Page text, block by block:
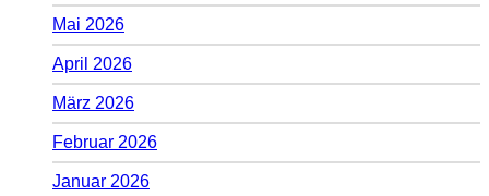
Mai 2026
April 2026
März 2026
Februar 2026
Januar 2026